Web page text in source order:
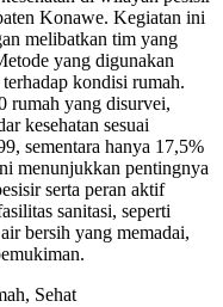
Konawe. Kegiatan ini
melibatkan tim yang
yang digunakan
kondisi rumah.
rumah yang disurvei,
kesehatan sesuai
sementara hanya 17,5%
menunjukkan pentingnya
serta peran aktif
sanitasi, seperti
bersih yang memadai,
Sehat